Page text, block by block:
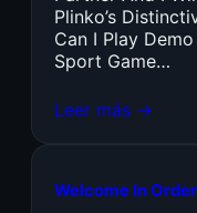
Plinko’s
Can I Play
Sport Game…
Leer más →
Welcome In